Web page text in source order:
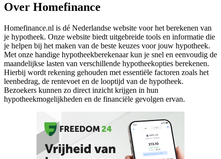
Over Homefinance
Homefinance.nl is dé Nederlandse website voor het berekenen van
je hypotheek. Onze website biedt uitgebreide tools en informatie die
je helpen bij het maken van de beste keuzes voor jouw hypotheek.
Met onze handige hypotheekberekenaar kun je snel en eenvoudig de
maandelijkse lasten van verschillende hypotheekopties berekenen.
Hierbij wordt rekening gehouden met essentiële factoren zoals het
leenbedrag, de rentevoet en de looptijd van de hypotheek.
Bezoekers kunnen zo direct inzicht krijgen in hun
hypotheekmogelijkheden en de financiële gevolgen ervan.